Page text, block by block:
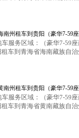
州租车到贵阳（豪华7-59座
服务区域：（豪华7-59
车到青海省海南藏族自
州租车到贵阳（豪华7-59座
服务区域：（豪华7-59
车到青海省黄南藏族自